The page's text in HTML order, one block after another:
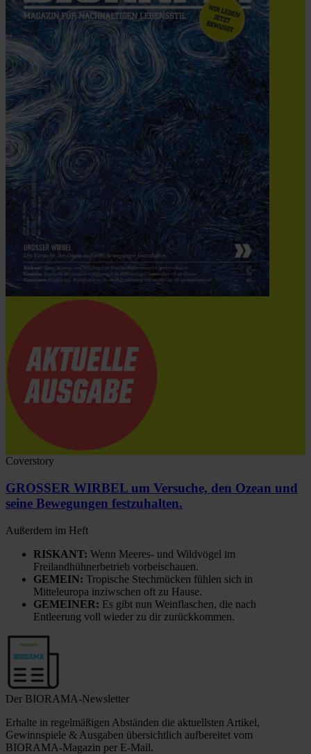
Coverstory
GROSSER WIRBEL um Versuche, den Ozean und
seine Bewegungen festzuhalten.
Außerdem im Heft
RISKANT: Wenn Meeres- und Wildvögel im
Freilandhühnerbetrieb vorbeischauen.
GEMEIN: Tropische Stechmücken fühlen sich in
Mitteleuropa inziwschen oft zu Hause.
GEMEINER: Es gibt nun Weinflaschen, die nach
Entleerung voll wieder zu dir zurückkommen.
Der BIORAMA-Newsletter
Erhalte in regelmäßigen Abständen die aktuellsten Artikel,
Gewinnspiele & Ausgaben übersichtlich aufbereitet vom
BIORAMA-Magazin per E-Mail.